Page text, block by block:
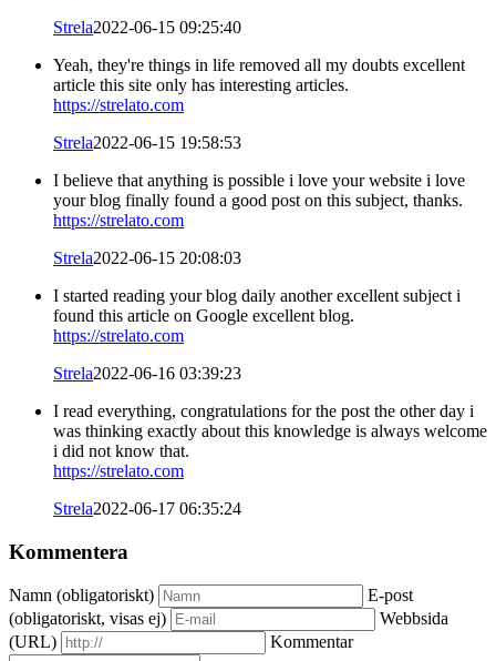
Strela2022-06-15 09:25:40
Yeah, they're things in life removed all my doubts excellent
article this site only has interesting articles.
https://strelato.com
Strela2022-06-15 19:58:53
I believe that anything is possible i love your website i love
your blog finally found a good post on this subject, thanks.
https://strelato.com
Strela2022-06-15 20:08:03
I started reading your blog daily another excellent subject i
found this article on Google excellent blog.
https://strelato.com
Strela2022-06-16 03:39:23
I read everything, congratulations for the post the other day i
was thinking exactly about this knowledge is always welcome
i did not know that.
https://strelato.com
Strela2022-06-17 06:35:24
Kommentera
Namn (obligatoriskt)
E-post
(obligatoriskt, visas ej)
Webbsida
(URL)
Kommentar